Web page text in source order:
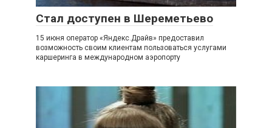
Стал доступен в Шереметьево
15 июня оператор «Яндекс.Драйв» предоставил
возможность своим клиентам пользоваться услугами
каршеринга в международном аэропорту